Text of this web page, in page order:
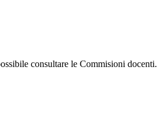
consultare le Commisioni docenti.